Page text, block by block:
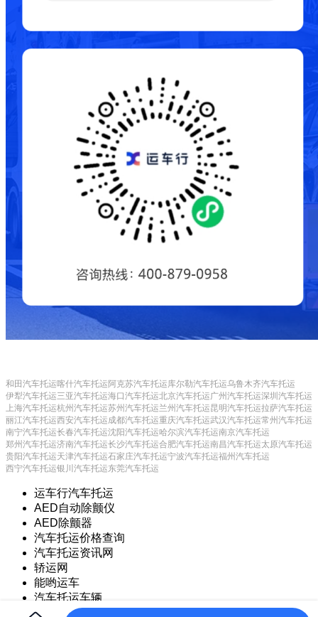
和田汽车托运喀什汽车托运 阿克苏汽车托运库尔勒汽车托运乌鲁木齐汽车托运
伊犁汽车托运三亚汽车托运海口汽车托运北京汽车托运广州汽车托运深圳汽车托运
上海汽车托运杭州汽车托运苏州汽车托运兰州汽车托运昆明汽车托运拉萨汽车托运
丽江汽车托运西安汽车托运成都汽车托运重庆汽车托运武汉汽车托运常州汽车托运
南宁汽车托运长春汽车托运沈阳汽车托运哈尔滨汽车托运南京汽车托运
郑州汽车托运济南汽车托运长沙汽车托运合肥汽车托运南昌汽车托运太原汽车托运
贵阳汽车托运天津汽车托运石家庄汽车托运宁波汽车托运福州汽车托运
西宁汽车托运银川汽车托运东莞汽车托运
运车行汽车托运
AED自动除颤仪
AED除颤器
汽车托运价格查询
汽车托运资讯网
轿运网
能哟运车
汽车托运车辆